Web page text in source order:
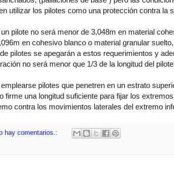
utilizar los pilotes como una protección contra la
pilote no será menor de 3,048m en material
en cohesivo blanco o material granular
pilotes se apegarán a estos requerimientos y
no será menor que 1/3 de la longitud del
pilotes que penetren en un estrato
firme una longitud suficiente para fijar los
contra los movimientos laterales del extremo
hay comentarios.: